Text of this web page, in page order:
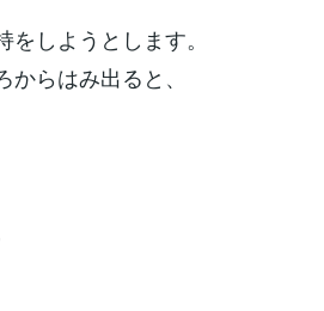
しようとします。
らはみ出ると、